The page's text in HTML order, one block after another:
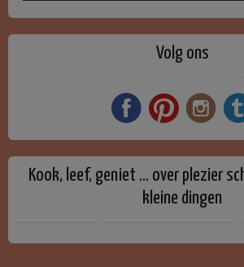
Volg ons
Kook, leef, geniet … over plezier
kleine dingen